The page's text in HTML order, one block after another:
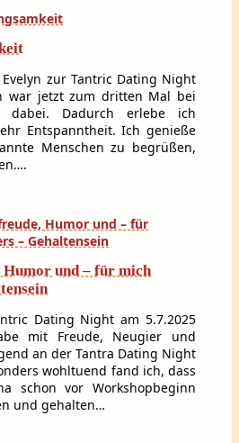
zur Tantric Dating Night
war jetzt zum dritten Mal bei
Dadurch erlebe ich
Entspanntheit. Ich genieße
Menschen zu begrüßen,
Humor und – für mich
Dating Night am 5.7.2025
mit Freude, Neugier und
an der Tantra Dating Night
wohltuend fand ich, dass
schon vor Workshopbeginn
und gehalten…